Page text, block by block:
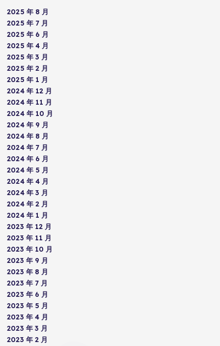
2025 年 8 月
2025 年 7 月
2025 年 6 月
2025 年 4 月
2025 年 3 月
2025 年 2 月
2025 年 1 月
2024 年 12 月
2024 年 11 月
2024 年 10 月
2024 年 9 月
2024 年 8 月
2024 年 7 月
2024 年 6 月
2024 年 5 月
2024 年 4 月
2024 年 3 月
2024 年 2 月
2024 年 1 月
2023 年 12 月
2023 年 11 月
2023 年 10 月
2023 年 9 月
2023 年 8 月
2023 年 7 月
2023 年 6 月
2023 年 5 月
2023 年 4 月
2023 年 3 月
2023 年 2 月